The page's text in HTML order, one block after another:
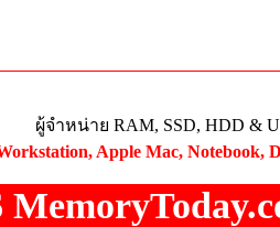
ผู้จำหน่าย RAM, SSD, HDD &
Apple Mac, Notebook,